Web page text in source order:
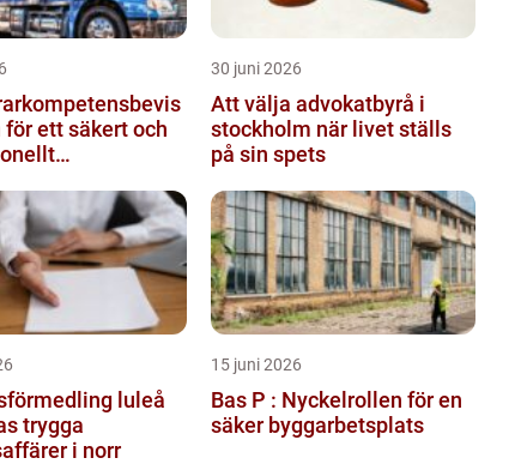
för ett säkert och
30 juni 2026
Att välja advokatbyrå i
stockholm när livet ställs
på sin spets
luleå
trygga
i norr
15 juni 2026
Bas P : Nyckelrollen för en
säker byggarbetsplats